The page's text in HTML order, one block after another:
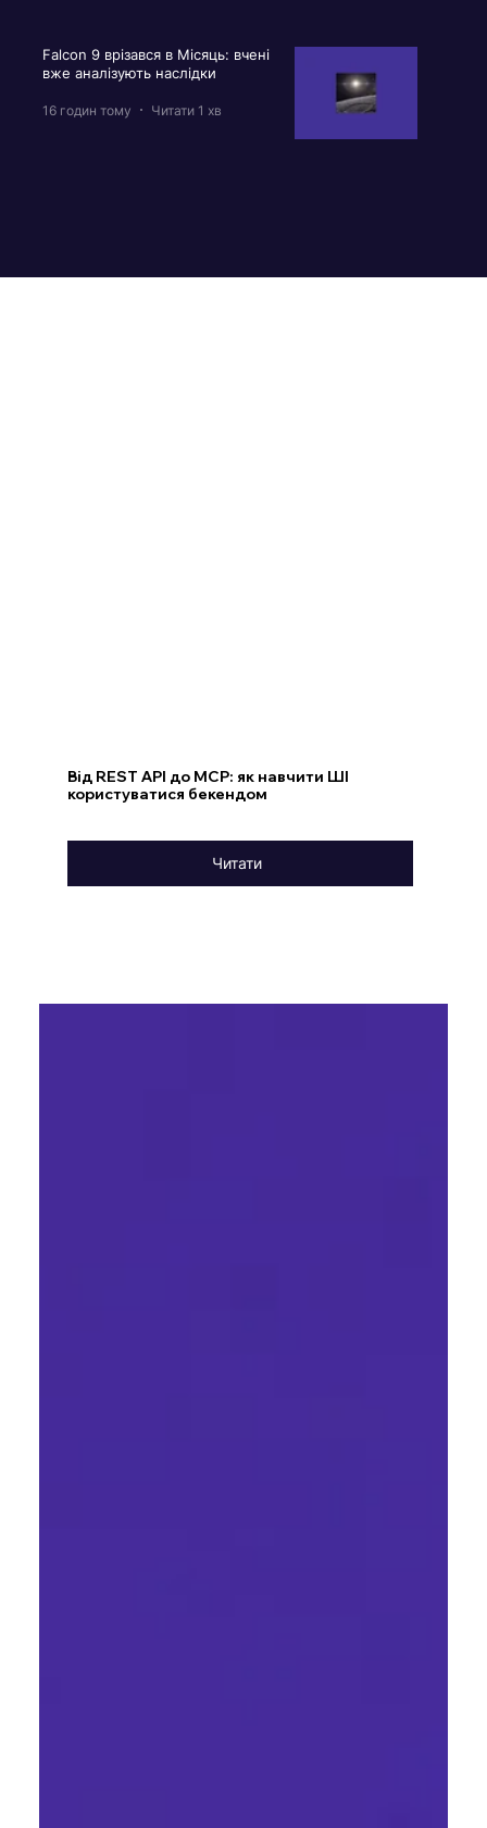
Від REST API до MCP: як навчити ШІ
користуватися бекендом
Читати
Falcon 9 врізався в Місяць: вчені
вже аналізують наслідки
16 годин тому Читати 1 хв